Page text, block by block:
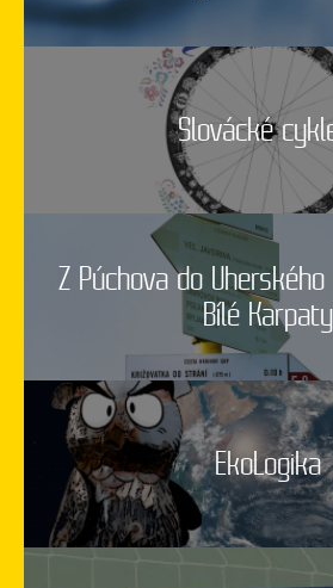
Slovácké
Z Púchova do
Bílé Karpaty
EkoLogika